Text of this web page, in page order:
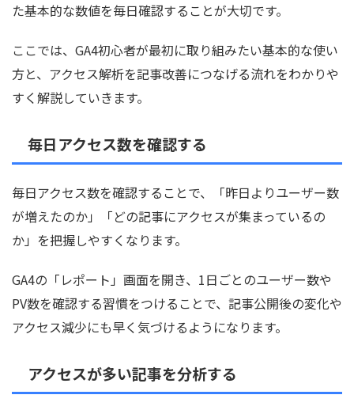
た基本的な数値を毎日確認することが大切です。
ここでは、GA4初心者が最初に取り組みたい基本的な使い
方と、アクセス解析を記事改善につなげる流れをわかりや
すく解説していきます。
毎日アクセス数を確認する
毎日アクセス数を確認することで、「昨日よりユーザー数
が増えたのか」「どの記事にアクセスが集まっているの
か」を把握しやすくなります。
GA4の「レポート」画面を開き、1日ごとのユーザー数や
PV数を確認する習慣をつけることで、記事公開後の変化や
アクセス減少にも早く気づけるようになります。
アクセスが多い記事を分析する